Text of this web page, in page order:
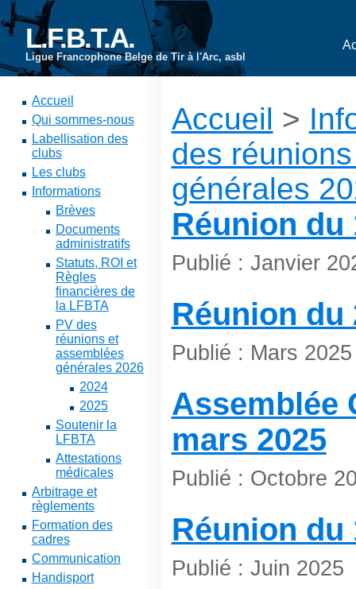
L.F.B.T.A.
Ligue Francophone Belge de Tir à l'Arc, asbl
Accueil
Qui sommes-nous
Labellisation des
clubs
Les clubs
Informations
Brèves
Documents
administratifs
Statuts, ROI et
Règles
financières de
la LFBTA
PV des
réunions et
assemblées
générales 2026
2024
2025
Soutenir la
LFBTA
Attestations
médicales
Arbitrage et
règlements
Formation des
cadres
Communication
Handisport
Accueil >
des
générales
Réunion du
Publié : Janvier
Réunion du
Publié : Mars
Assemblée
mars 2025
Publié : Octobre
Réunion du
Publié : Juin 2025